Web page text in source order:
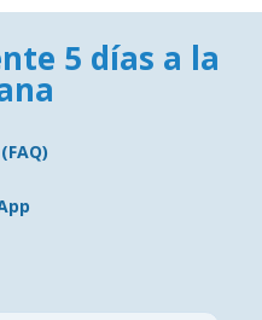
5 días a la